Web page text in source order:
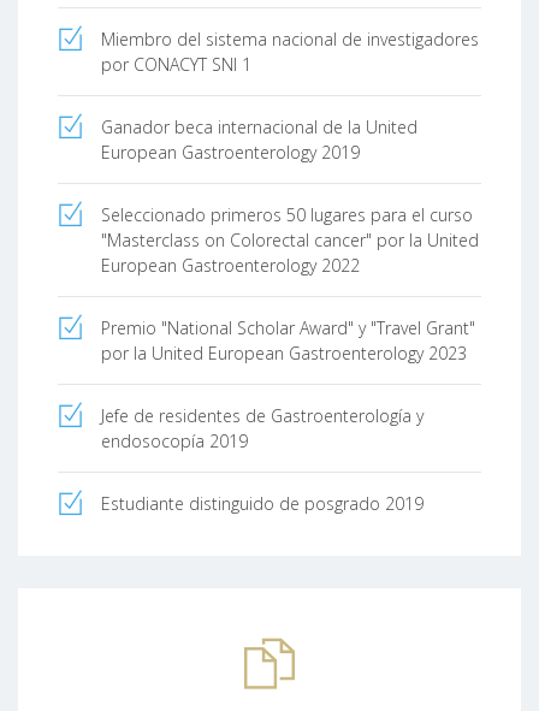
Miembro del sistema nacional de investigadores
por CONACYT SNI 1
Ganador beca internacional de la United
European Gastroenterology 2019
Seleccionado primeros 50 lugares para el curso
"Masterclass on Colorectal cancer" por la United
European Gastroenterology 2022
Premio "National Scholar Award" y "Travel Grant"
por la United European Gastroenterology 2023
Jefe de residentes de Gastroenterología y
endosocopía 2019
Estudiante distinguido de posgrado 2019